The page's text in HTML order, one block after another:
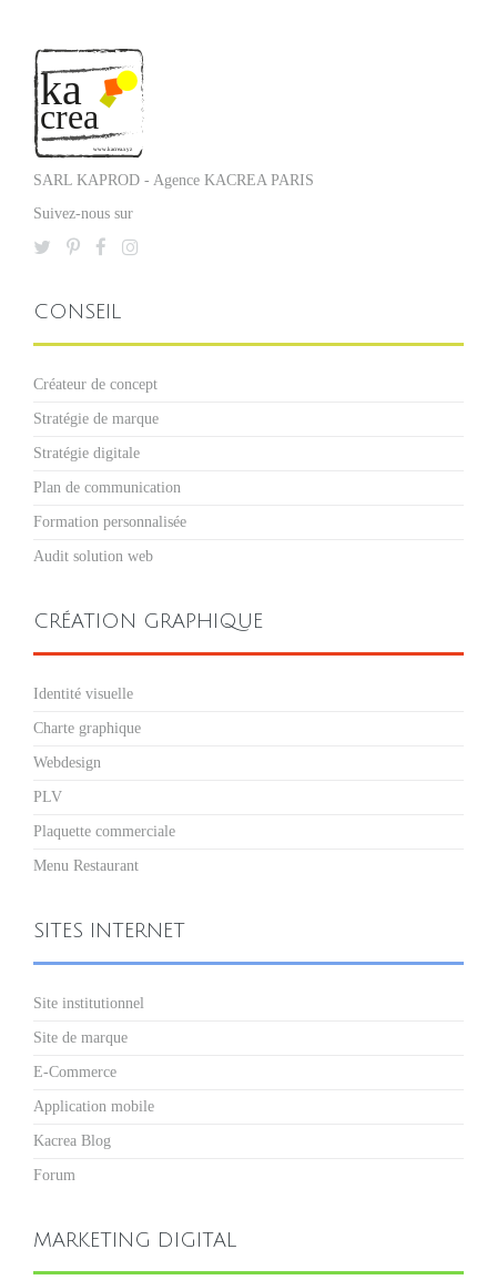
SARL KAPROD - Agence KACREA PARIS
Suivez-nous sur
CONSEIL
Créateur de concept
Stratégie de marque
Stratégie digitale
Plan de communication
Formation personnalisée
Audit solution web
CRÉATION GRAPHIQUE
Identité visuelle
Charte graphique
Webdesign
PLV
Plaquette commerciale
Menu Restaurant
SITES INTERNET
Site institutionnel
Site de marque
E-Commerce
Application mobile
Kacrea Blog
Forum
MARKETING DIGITAL